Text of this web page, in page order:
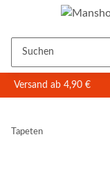
Versand ab 4,90 €
Tapeten